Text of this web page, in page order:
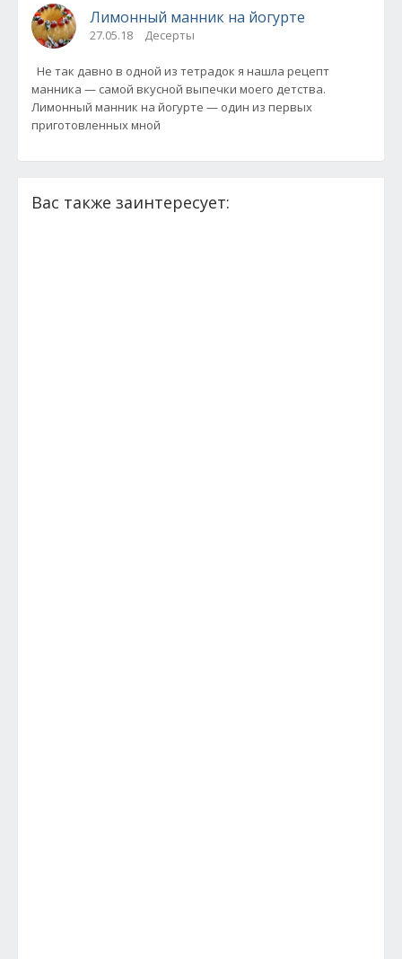
Лимонный манник на йогурте
27.05.18 Десерты
Не так давно в одной из тетрадок я нашла рецепт
манника — самой вкусной выпечки моего детства.
Лимонный манник на йогурте — один из первых
приготовленных мной
Вас также заинтересует: